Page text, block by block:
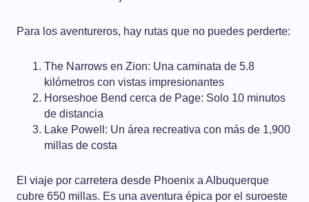
Para los aventureros, hay rutas que no puedes perderte:
The Narrows en Zion: Una caminata de 5.8
kilómetros con vistas impresionantes
Horseshoe Bend cerca de Page: Solo 10 minutos
de distancia
Lake Powell: Un área recreativa con más de 1,900
millas de costa
El viaje por carretera desde Phoenix a Albuquerque
cubre 650 millas. Es una aventura épica por el suroeste